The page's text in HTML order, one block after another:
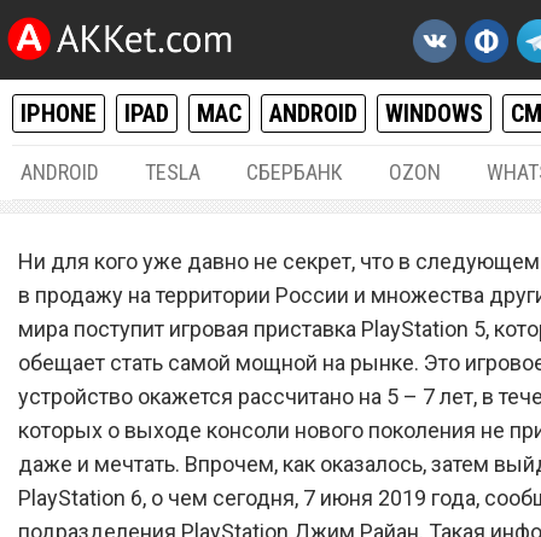
IPHONE IPAD MAC ANDROID WINDOWS
ANDROID TESLA СБЕРБАНК OZON
Sony рассказала об
приставке PlayStation 6
Ни для кого уже давно не секрет, что в
в продажу на территории России и множества
мира поступит игровая приставка PlayStation 5,
обещает стать самой мощной на рынке. Это
устройство окажется рассчитано на 5 – 7 лет, в
которых о выходе консоли нового поколения не
даже и мечтать. Впрочем, как оказалось, затем
PlayStation 6, о чем сегодня, 7 июня 2019 года,
подразделения PlayStation Джим Райан. Такая